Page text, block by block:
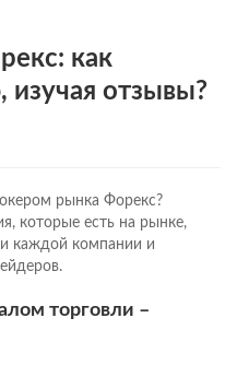
как
отзывы?
рынка Форекс?
которые есть на рынке,
каждой компании и
торговли –